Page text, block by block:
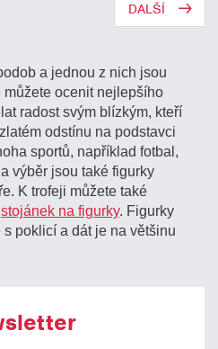
DALŠÍ
a jednou z nich jsou
ocenit nejlepšího
radost svým blízkým, kteří
odstínu na podstavci
sportů, například fotbal,
výběr jsou také figurky
K trofeji můžete také
stojánek na figurky. Figurky
poklicí a dát je na většinu